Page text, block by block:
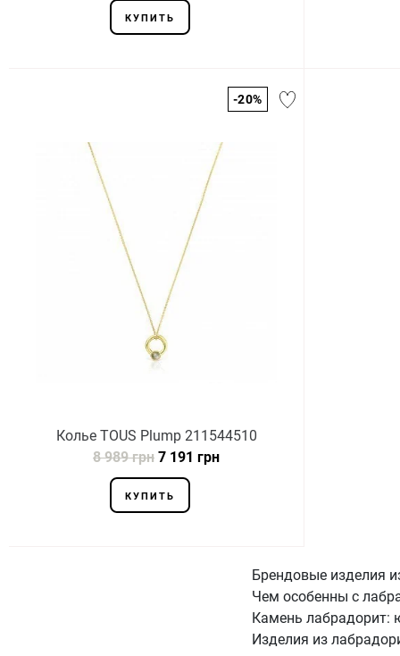
КУПИТЬ
-20%
Колье TOUS Plump 211544510
8 989 грн 7 191 грн
КУПИТЬ
Брендовые изделия
Чем особенны с
Камень лабрадорит:
Изделия из